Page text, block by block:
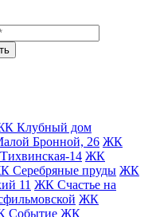
Клубный дом
Бронной, 26 ЖК
14 ЖК
Серебряные пруды ЖК
11 ЖК Счастье на
ЖК
Событие ЖК